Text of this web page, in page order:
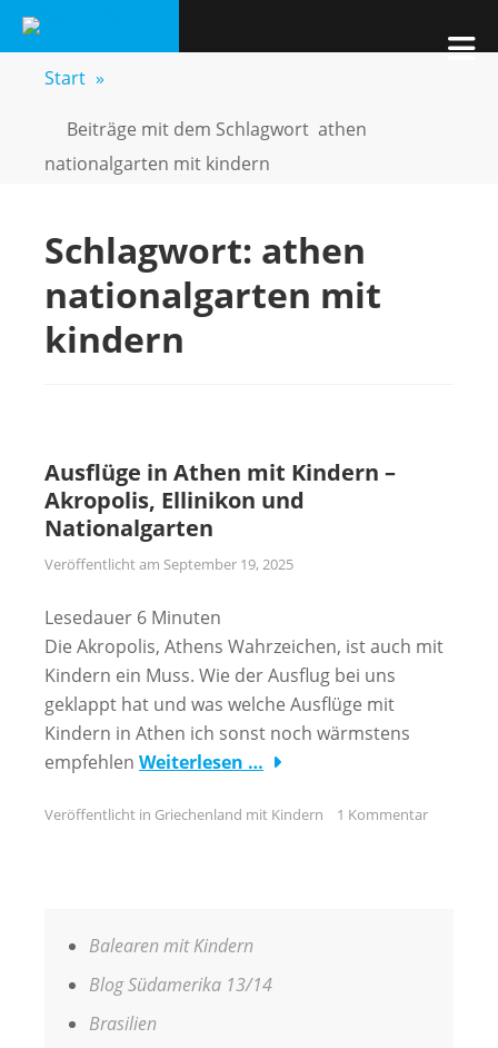
Zum
Inhalt
springen
Start »
Beiträge mit dem Schlagwort athen
nationalgarten mit kindern
Schlagwort: athen
nationalgarten mit
kindern
Ausflüge in Athen mit Kindern –
Akropolis, Ellinikon und
Nationalgarten
Veröffentlicht am September 19, 2025
Lesedauer 6 Minuten
Die Akropolis, Athens Wahrzeichen, ist auch mit
Kindern ein Muss. Wie der Ausflug bei uns
geklappt hat und was welche Ausflüge mit
Kindern in Athen ich sonst noch wärmstens
empfehlen Weiterlesen …
Veröffentlicht in Griechenland mit Kindern 1 Kommentar
Balearen mit Kindern
Blog Südamerika 13/14
Brasilien